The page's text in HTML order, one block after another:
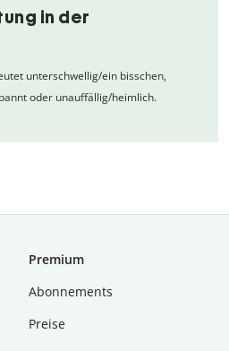
in der
unterschwellig/ein bisschen,
oder unauffällig/heimlich.
Premium
Abon­ne­ments
Preise